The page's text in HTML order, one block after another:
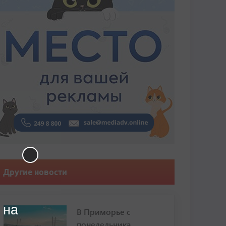
Другие новости
В Приморье с